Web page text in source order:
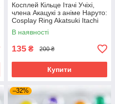
Косплей Кільце Ітачі Учіхі,
члена Акацукі з аніме Наруто:
Cosplay Ring Akatsuki Itachi
Uchiha, anime Naruto
В наявності
135 ₴ 200 ₴
Купити
–32%